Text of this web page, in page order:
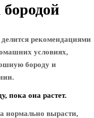
бородой
рекомендациями
условиях,
бороду и
пока она растет.
нормально вырасти,